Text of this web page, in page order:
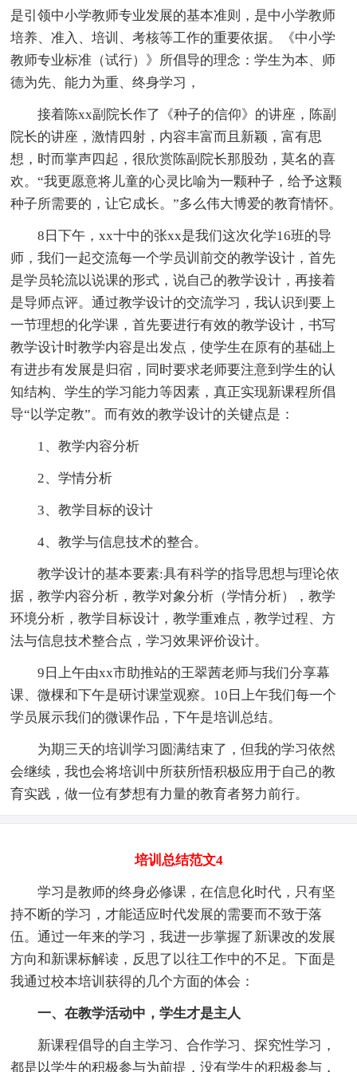
是引领中小学教师专业发展的基本准则，是中小学教师
培养、准入、培训、考核等工作的重要依据。《中小学
教师专业标准（试行）》所倡导的理念：学生为本、师
德为先、能力为重、终身学习，
接着陈xx副院长作了《种子的信仰》的讲座，陈副
院长的讲座，激情四射，内容丰富而且新颖，富有思
想，时而掌声四起，很欣赏陈副院长那股劲，莫名的喜
欢。“我更愿意将儿童的心灵比喻为一颗种子，给予这颗
种子所需要的，让它成长。”多么伟大博爱的教育情怀。
8日下午，xx十中的张xx是我们这次化学16班的导
师，我们一起交流每一个学员训前交的教学设计，首先
是学员轮流以说课的形式，说自己的教学设计，再接着
是导师点评。通过教学设计的交流学习，我认识到要上
一节理想的化学课，首先要进行有效的教学设计，书写
教学设计时教学内容是出发点，使学生在原有的基础上
有进步有发展是归宿，同时要求老师要注意到学生的认
知结构、学生的学习能力等因素，真正实现新课程所倡
导“以学定教”。而有效的教学设计的关键点是：
1、教学内容分析
2、学情分析
3、教学目标的设计
4、教学与信息技术的整合。
教学设计的基本要素:具有科学的指导思想与理论依
据，教学内容分析，教学对象分析（学情分析），教学
环境分析，教学目标设计，教学重难点，教学过程、方
法与信息技术整合点，学习效果评价设计。
9日上午由xx市助推站的王翠茜老师与我们分享幕
课、微棵和下午是研讨课堂观察。10日上午我们每一个
学员展示我们的微课作品，下午是培训总结。
为期三天的培训学习圆满结束了，但我的学习依然
会继续，我也会将培训中所获所悟积极应用于自己的教
育实践，做一位有梦想有力量的教育者努力前行。
培训总结范文4
学习是教师的终身必修课，在信息化时代，只有坚
持不断的学习，才能适应时代发展的需要而不致于落
伍。通过一年来的学习，我进一步掌握了新课改的发展
方向和新课标解读，反思了以往工作中的不足。下面是
我通过校本培训获得的几个方面的体会：
一、在教学活动中，学生才是主人
新课程倡导的自主学习、合作学习、探究性学习，
都是以学生的积极参与为前提，没有学生的积极参与，